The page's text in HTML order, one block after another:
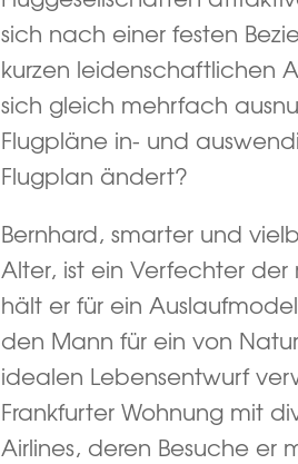
sich nach einer festen
kurzen leidenschaftlichen
sich gleich mehrfach
Flugpläne in- und
Flugplan ändert?
Bernhard, smarter und
Alter, ist ein Verfechter
hält er für ein
den Mann für ein von
idealen Lebensentwurf
Frankfurter Wohnung mit
Airlines, deren Besuche er